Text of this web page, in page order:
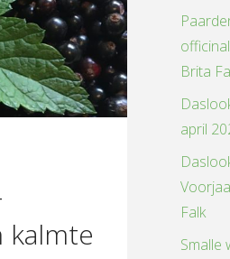
kalmte
Brita
april
Falk
Smalle